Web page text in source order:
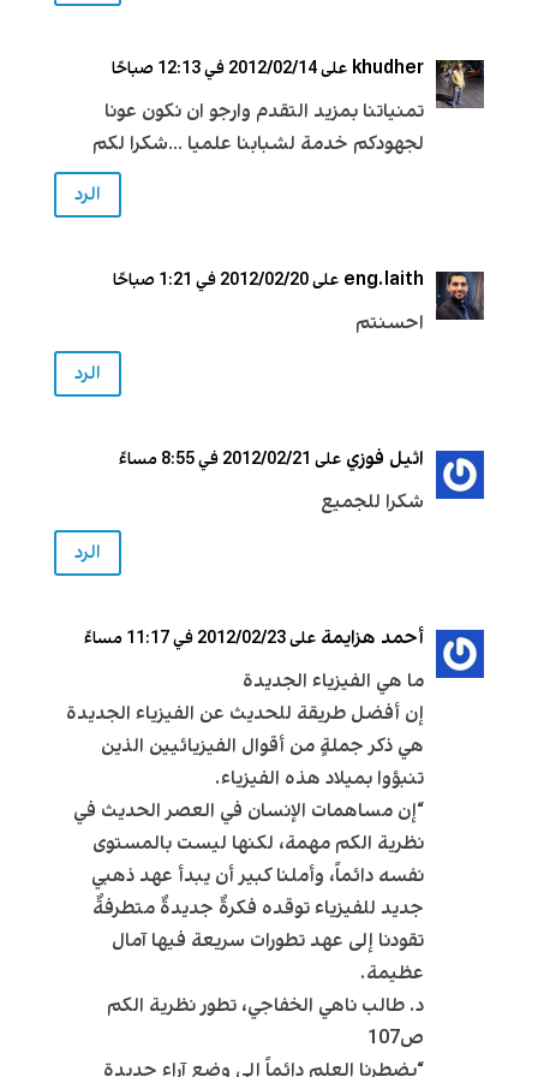
khudher على 2012/02/14 في 12:13 صباحًا
تمنياتنا بمزيد التقدم وارجو ان نكون عونا
لجهودكم خدمة لشبابنا علميا …شكرا لكم
الرد
eng.laith على 2012/02/20 في 1:21 صباحًا
احسنتم
الرد
اثيل فوزي على 2012/02/21 في 8:55 مساءً
شكرا للجميع
الرد
أحمد هزايمة على 2012/02/23 في 11:17 مساءً
ما هي الفيزياء الجديدة
إن أفضل طريقة للحديث عن الفيزياء الجديدة
هي ذكر جملةٍ من أقوال الفيزيائيين الذين
تنبؤوا بميلاد هذه الفيزياء.
“إن مساهمات الإنسان في العصر الحديث في
نظرية الكم مهمة، لكنها ليست بالمستوى
نفسه دائماً، وأملنا كبير أن يبدأ عهد ذهبي
جديد للفيزياء توقده فكرةٌ جديدةٌ متطرفةٌ
تقودنا إلى عهد تطورات سريعة فيها آمال
عظيمة.
د. طالب ناهي الخفاجي، تطور نظرية الكم
ص107
“يضطرنا العلم دائماً إلى وضع آراء جديدة